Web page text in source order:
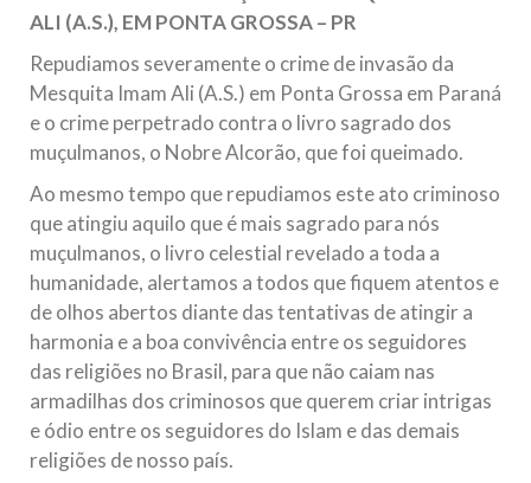
ALI (A.S.), EM PONTA GROSSA – PR
Repudiamos severamente o crime de invasão da
Mesquita Imam Ali (A.S.) em Ponta Grossa em Paraná
e o crime perpetrado contra o livro sagrado dos
muçulmanos, o Nobre Alcorão, que foi queimado.
Ao mesmo tempo que repudiamos este ato criminoso
que atingiu aquilo que é mais sagrado para nós
muçulmanos, o livro celestial revelado a toda a
humanidade, alertamos a todos que fiquem atentos e
de olhos abertos diante das tentativas de atingir a
harmonia e a boa convivência entre os seguidores
das religiões no Brasil, para que não caiam nas
armadilhas dos criminosos que querem criar intrigas
e ódio entre os seguidores do Islam e das demais
religiões de nosso país.